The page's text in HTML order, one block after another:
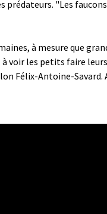
"Les
à mesure que
voir les petits faire
Félix-Antoine-